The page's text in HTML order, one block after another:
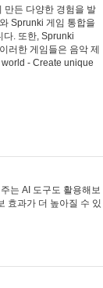
만든 다양한 경험을 발
Sprunki 게임 통합을
다. 또한, Sprunki
러한 게임들은 음악 제
- Create unique
는 AI 도구도 활용해보
효과가 더 높아질 수 있